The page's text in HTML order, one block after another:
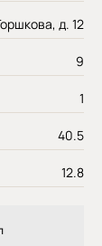
д. 12
9
1
40.5
12.8